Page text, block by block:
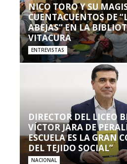
NICO TORO Y SU
CUENTACUENTOS DE
ABEJAS” EN LA
VITACURA
ENTREVISTAS
DIRECTOR DEL LICEO
VÍCTOR JARA DE
ESCUELA ES LA GRAN
DEL TEJIDO SOCIAL”
NACIONAL